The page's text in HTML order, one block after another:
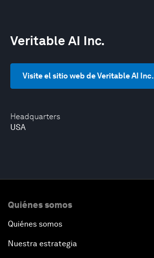
Headquarters
USA
Veritable AI Inc.
Visite el sitio web de Veritable AI Inc.
Quiénes somos
Quiénes somos
Nuestra estrategia